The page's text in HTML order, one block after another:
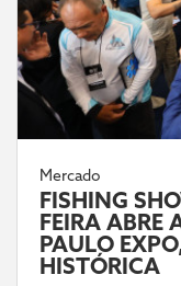
Mercado
FISHING
FEIRA ABRE
PAULO
HISTÓRICA